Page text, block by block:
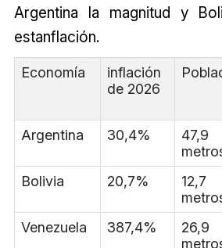
Argentina la magnitud y
estanflación.
Economía
inflación
de 2026
Argentina
30,4%
47,9
Bolivia 20,7%
12,7
Venezuela 387,4%
26,9